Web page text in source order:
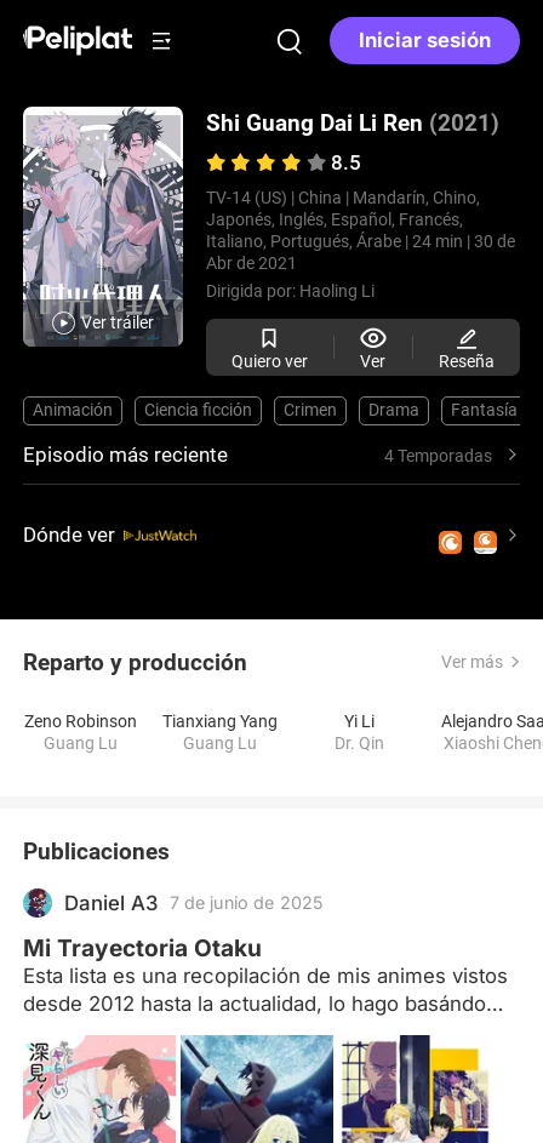
Iniciar sesión
Ver tráiler
Shi Guang Dai Li Ren (2021)
8.5
TV-14 (US) | China | Mandarín, Chino,
Japonés, Inglés, Español, Francés,
Italiano, Portugués, Árabe | 24 min | 30 de
Abr de 2021
Dirigida por: Haoling Li
Quiero ver Ver Reseña
Animación Ciencia ficción Crimen Drama Fantasía
Episodio más reciente 4 Temporadas
Dónde ver
Reparto y producción Ver más
Zeno Robinson
Guang Lu
Tianxiang Yang
Guang Lu
Yi Li
Dr. Qin
Alejandro
Xiaoshi
Publicaciones
Daniel A3 7 de junio de 2025
Mi Trayectoria Otaku
Esta lista es una recopilación de mis animes vistos
desde 2012 hasta la actualidad, lo hago basándome
completamente en mis gustos